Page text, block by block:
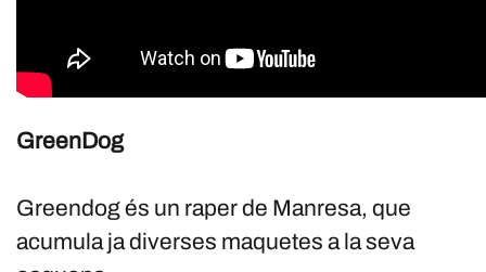
GreenDog
Greendog és un raper de Manresa, que
acumula ja diverses maquetes a la seva